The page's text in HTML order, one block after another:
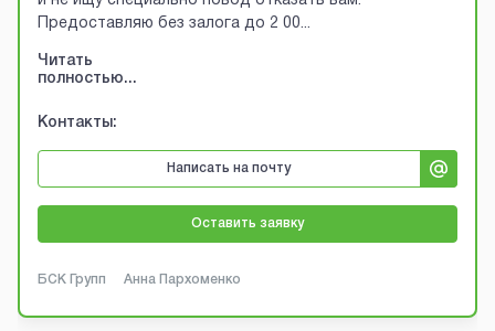
Предоставляю без залога до 2 00...
Читать
полностью...
Контакты:
Написать на почту
Оставить заявку
БСК Групп Анна Пархоменко